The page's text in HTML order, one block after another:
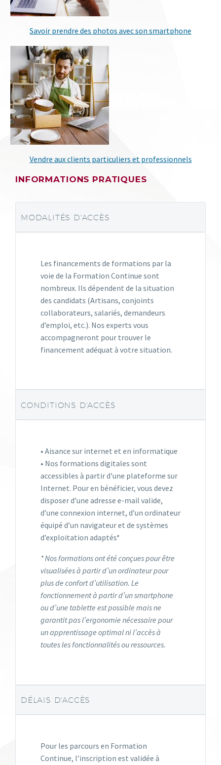
Savoir prendre des photos avec son smartphone
Vendre aux clients particuliers et professionnels
INFORMATIONS PRATIQUES
MODALITÉS D'ACCÈS
Les financements de formations par la
voie de la Formation Continue sont
nombreux. Ils dépendent de la situation
des candidats (Artisans, conjoints
collaborateurs, salariés, demandeurs
d’emploi, etc.). Nos experts vous
accompagneront pour trouver le
financement adéquat à votre situation.
CONDITIONS D'ACCÈS
• Aisance sur internet et en informatique
• Nos formations digitales sont
accessibles à partir d’une plateforme sur
Internet. Pour en bénéficier, vous devez
disposer d’une adresse e-mail valide,
d’une connexion internet, d’un ordinateur
équipé d’un navigateur et de systèmes
d’exploitation adaptés*
* Nos formations ont été conçues pour être
visualisées à partir d’un ordinateur pour
plus de confort d’utilisation. Le
fonctionnement à partir d’un smartphone
ou d’une tablette est possible mais ne
garantit pas l’ergonomie nécessaire pour
un apprentissage optimal ni l’accès à
toutes les fonctionnalités ou ressources.
DÉLAIS D'ACCÈS
Pour les parcours en Formation
Continue, l’inscription est validée à